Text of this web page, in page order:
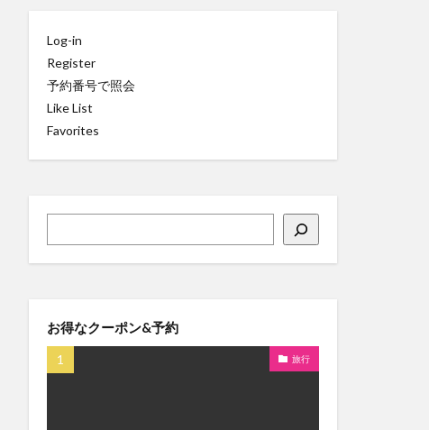
Log-in
Register
予約番号で照会
Like List
Favorites
お得なクーポン&予約
旅行